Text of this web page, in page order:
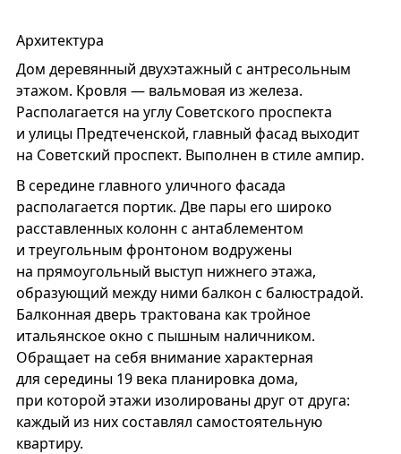
Архитектура
Дом деревянный двухэтажный с антресольным
этажом. Кровля — вальмовая из железа.
Располагается на углу Советского проспекта
и улицы Предтеченской, главный фасад выходит
на Советский проспект. Выполнен в стиле ампир.
В середине главного уличного фасада
располагается портик. Две пары его широко
расставленных колонн с антаблементом
и треугольным фронтоном водружены
на прямоугольный выступ нижнего этажа,
образующий между ними балкон с балюстрадой.
Балконная дверь трактована как тройное
итальянское окно с пышным наличником.
Обращает на себя внимание характерная
для середины 19 века планировка дома,
при которой этажи изолированы друг от друга:
каждый из них составлял самостоятельную
квартиру.